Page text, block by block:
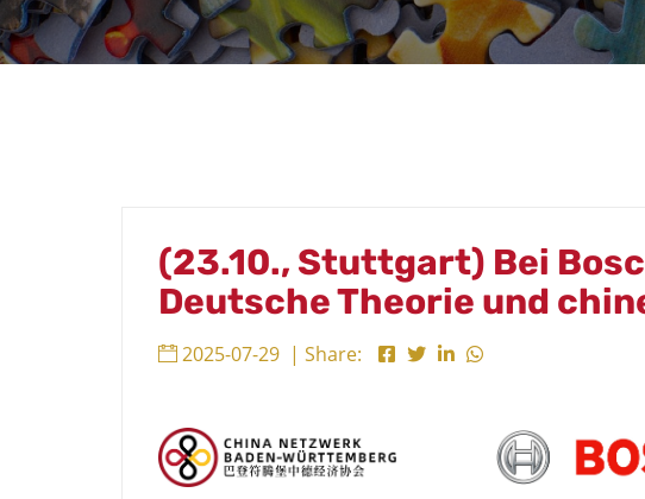
(23.10., Stuttgart) Bei
Deutsche Theorie und
2025-07-29 | Share: